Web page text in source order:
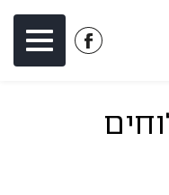
לעמוד